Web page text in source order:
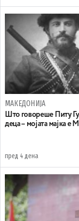
МАКЕДОНИЈА
Што говореше Питу
деца – мојата мајка е
пред 4 дена